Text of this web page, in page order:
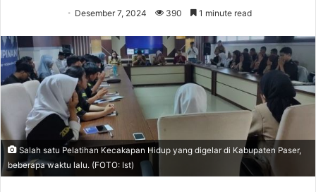
Desember 7, 2024 390 1 minute read
Salah satu Pelatihan Kecakapan Hidup yang digelar di Kabupaten Paser,
beberapa waktu lalu. (FOTO: Ist)